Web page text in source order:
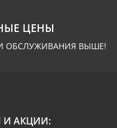
ЦЕНЫ
ОБСЛУЖИВАНИЯ ВЫШЕ!
И АКЦИИ: